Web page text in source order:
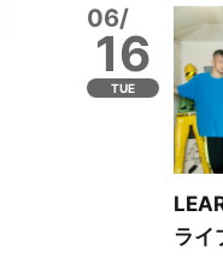
06/
16
TUE
ライ